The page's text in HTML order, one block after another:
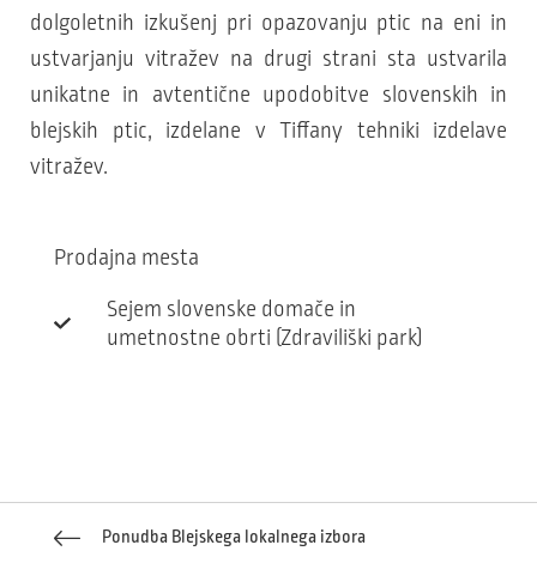
dolgoletnih izkušenj pri opazovanju ptic na eni in
ustvarjanju vitražev na drugi strani sta ustvarila
unikatne in avtentične upodobitve slovenskih in
blejskih ptic, izdelane v Tiffany tehniki izdelave
vitražev.
Prodajna mesta
Sejem slovenske domače in
umetnostne obrti (Zdraviliški park)
Ponudba Blejskega lokalnega izbora